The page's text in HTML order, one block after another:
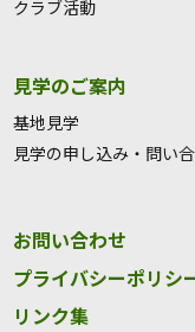
クラブ活動
見学のご案内
基地見学
見学の申し込み・問い
お問い合わせ
プライバシーポリシ
リンク集